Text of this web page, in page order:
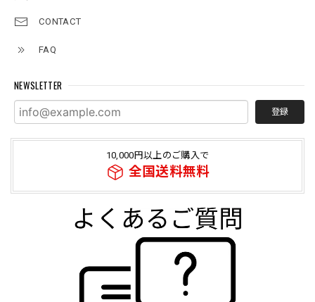
CONTACT
FAQ
NEWSLETTER
登録
10,000円以上のご購入で
全国送料無料